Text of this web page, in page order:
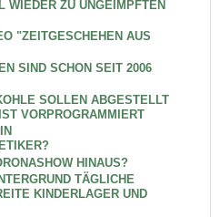
WIEDER ZU UNGEIMPFTEN
"ZEITGESCHEHEN AUS
SIND SCHON SEIT 2006
SOLLEN ABGESTELLT
VORPROGRAMMIERT
HINAUS?
TÄGLICHE
KINDERLAGER UND